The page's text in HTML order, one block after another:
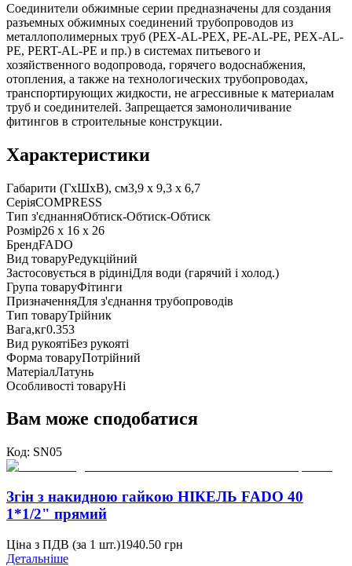
Соединители обжимные серии предназначены для создания
разъемных обжимных соединений трубопроводов из
металлополимерных труб (PEX-AL-PEX, PE-AL-PE, PEX-AL-
PE, PERT-AL-PE и пр.) в системах питьевого и
хозяйственного водопровода, горячего водоснабжения,
отопления, а также на технологических трубопроводах,
транспортирующих жидкости, не агрессивные к материалам
труб и соединителей. Запрещается замоноличивание
фитингов в строительные конструкции.
Характеристики
Габарити (ГxШxВ), см3,9 x 9,3 x 6,7
СеріяCOMPRESS
Тип з'єднанняОбтиск-Обтиск-Обтиск
Розмір26 x 16 x 26
БрендFADO
Вид товаруРедукційний
Застосовується в рідиніДля води (гарячий і холод.)
Група товаруФітинги
ПризначенняДля з'єднання трубопроводів
Тип товаруТрійник
Вага,кг0.353
Вид рукоятіБез рукояті
Форма товаруПотрійний
МатеріалЛатунь
Особливості товаруНі
Вам може сподобатися
Код: SN05
Згін з накидною гайкою НІКЕЛЬ FADO 40
1*1/2" прямий
Ціна з ПДВ (за 1 шт.)1940.50 грн
Детальніше